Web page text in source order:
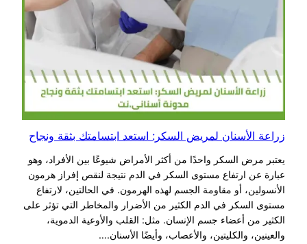
زراعة الأسنان لمريض السكر: استعد ابتسامتك بثقة ونجاح
يعتبر مرض السكر واحدًا من أكثر الأمراض شيوعًا بين الأفراد، وهو
عبارة عن ارتفاع مستوى السكر في الدم نتيجة لنقص إفراز هرمون
الأنسولين، أو مقاومة الجسم لهذه الهرمون. في الحالتين، لارتفاع
مستوى السكر في الدم الكثير من الأضرار والمخاطر التي تؤثر على
الكثير من أعضاء جسم الإنسان. مثل: القلب والأوعية الدموية،
والعينين، والكليتين، والأعصاب، وأيضًا الأسنان.…